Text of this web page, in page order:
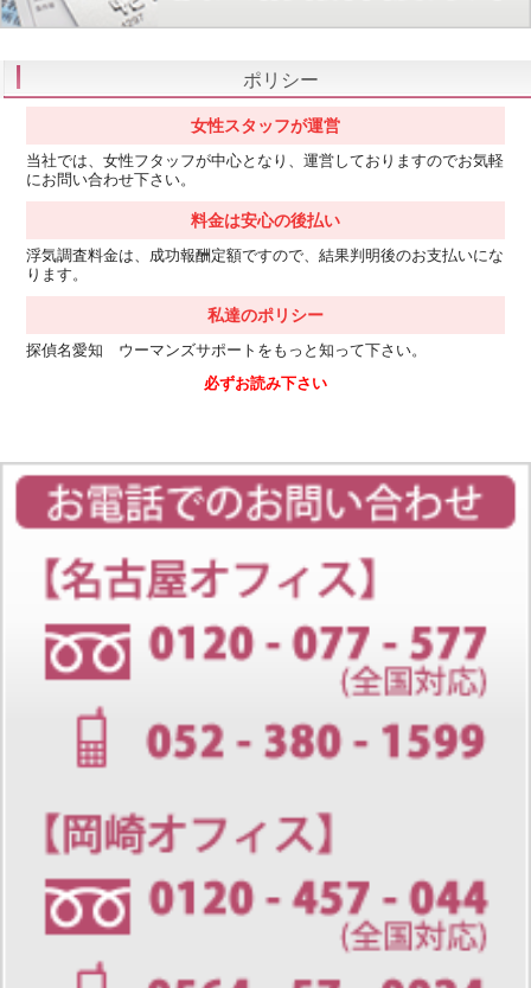
ポリシー
女性スタッフが運営
当社では、女性フタッフが中心となり、運営しておりますのでお気軽
にお問い合わせ下さい。
料金は安心の後払い
浮気調査料金は、成功報酬定額ですので、結果判明後のお支払いにな
ります。
私達のポリシー
探偵名愛知 ウーマンズサポートをもっと知って下さい。
必ずお読み下さい